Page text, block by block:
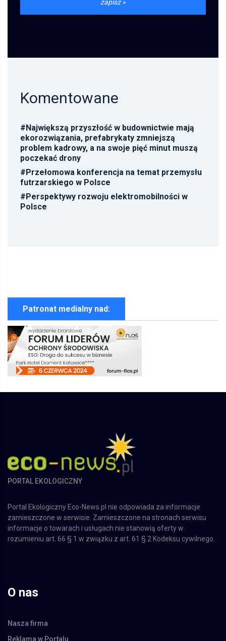
Komentowane
# Największą przyszłość w budownictwie mają
ekorozwiązania, prefabrykaty zmniejszą
problem kadrowy, a na swoje pięć minut muszą
poczekać drony
# Przełomowa konferencja na temat przemysłu
futrzarskiego w Polsce
# Perspektywy rozwoju elektromobilności w
Polsce
Patronat medialny nad:
PORTAL EKOLOGICZNY
zamieszczone w serwisie. Zamieszczone na stronach serwisu
informacje o towarach i usługach nie stanowią oferty w
rozumieniu art. 66 § 1 w związku z art. 61 § 2 Kodeksu cywilnego.
O nas